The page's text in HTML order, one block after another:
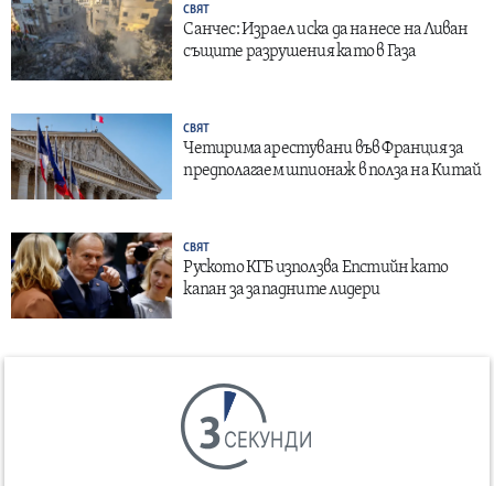
СВЯТ
Санчес: Израел иска да нанесе на Ливан
същите разрушения като в Газа
СВЯТ
Четирима арестувани във Франция за
предполагаем шпионаж в полза на Китай
СВЯТ
Руското КГБ използва Епстийн като
капан за западните лидери
СЕКУНДИ